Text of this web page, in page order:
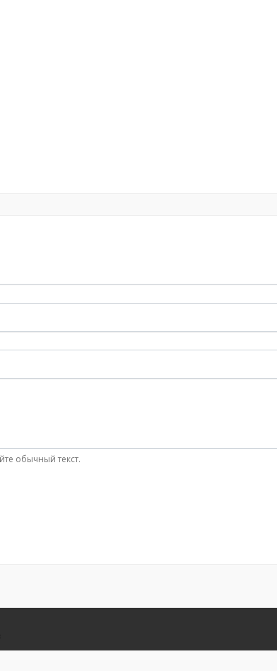
обычный текст.